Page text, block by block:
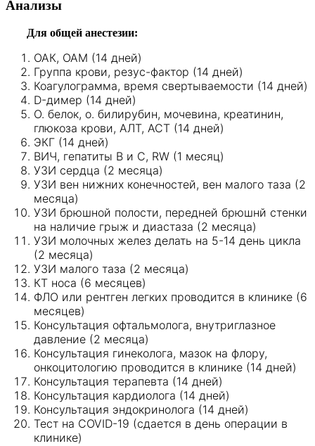
Анализы
Для общей анестезии:
ОАК, ОАМ (14 дней)
Группа крови, резус-фактор (14 дней)
Коагулограмма, время свертываемости (14 дней)
D-димер (14 дней)
О. белок, о. билирубин, мочевина, креатинин,
глюкоза крови, АЛТ, АСТ (14 дней)
ЭКГ (14 дней)
ВИЧ, гепатиты В и С, RW (1 месяц)
УЗИ сердца (2 месяца)
УЗИ вен нижних конечностей, вен малого таза (2
месяца)
УЗИ брюшной полости, передней брюшнй стенки
на наличие грыж и диастаза (2 месяца)
УЗИ молочных желез делать на 5-14 день цикла
(2 месяца)
УЗИ малого таза (2 месяца)
КТ носа (6 месяцев)
ФЛО или рентген легких проводится в клинике (6
месяцев)
Консультация офтальмолога, внутриглазное
давление (2 месяца)
Консультация гинеколога, мазок на флору,
онкоцитологию проводится в клинике (14 дней)
Консультация терапевта (14 дней)
Консультация кардиолога (14 дней)
Консультация эндокринолога (14 дней)
Тест на COVID-19 (сдается в день операции в
клинике)